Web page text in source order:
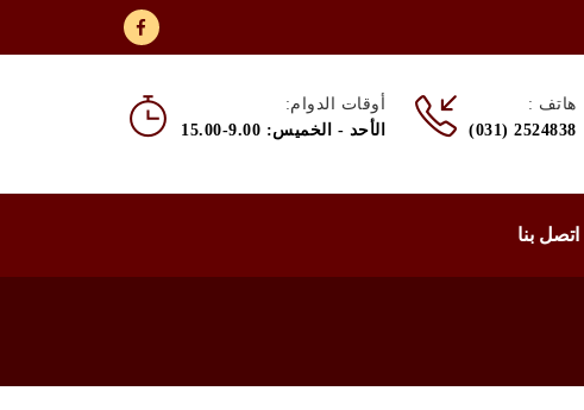
أوقات الدوام:
الأحد - الخميس: 9.00-15.00
هاتف :
(031) 2524838
اتصل بنا